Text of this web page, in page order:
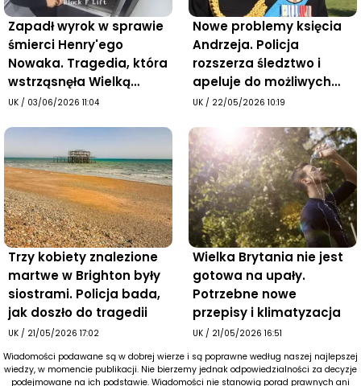
Zapadł wyrok w sprawie
śmierci Henry'ego
Nowaka. Tragedia, która
wstrząsnęła Wielką
Brytanią
UK / 03/06/2026 11:04
Nowe problemy księcia
Andrzeja. Policja
rozszerza śledztwo i
apeluje do możliwych
ofiar
UK / 22/05/2026 10:19
Trzy kobiety znalezione
martwe w Brighton były
siostrami. Policja bada,
jak doszło do tragedii
UK / 21/05/2026 17:02
Wielka Brytania nie jest
gotowa na upały.
Potrzebne nowe
przepisy i klimatyzacja
UK / 21/05/2026 16:51
Wiadomości podawane są w dobrej wierze i są poprawne według naszej najlepszej
wiedzy, w momencie publikacji. Nie bierzemy jednak odpowiedzialności za decyzje
podejmowane na ich podstawie. Wiadomości nie stanowią porad prawnych ani